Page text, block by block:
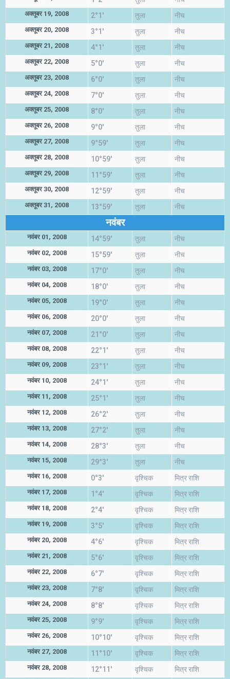
अक्तूबर 19, 2008 2°1' तुला नीच
अक्तूबर 20, 2008 3°1' तुला नीच
अक्तूबर 21, 2008 4°1' तुला नीच
अक्तूबर 22, 2008 5°0' तुला नीच
अक्तूबर 23, 2008 6°0' तुला नीच
अक्तूबर 24, 2008 7°0' तुला नीच
अक्तूबर 25, 2008 8°0' तुला नीच
अक्तूबर 26, 2008 9°0' तुला नीच
अक्तूबर 27, 2008 9°59' तुला नीच
अक्तूबर 28, 2008 10°59' तुला नीच
अक्तूबर 29, 2008 11°59' तुला नीच
अक्तूबर 30, 2008 12°59' तुला नीच
अक्तूबर 31, 2008 13°59' तुला नीच
नवंबर
नवंबर 01, 2008 14°59' तुला नीच
नवंबर 02, 2008 15°59' तुला नीच
नवंबर 03, 2008 17°0' तुला नीच
नवंबर 04, 2008 18°0' तुला नीच
नवंबर 05, 2008 19°0' तुला नीच
नवंबर 06, 2008 20°0' तुला नीच
नवंबर 07, 2008 21°0' तुला नीच
नवंबर 08, 2008 22°1' तुला नीच
नवंबर 09, 2008 23°1' तुला नीच
नवंबर 10, 2008 24°1' तुला नीच
नवंबर 11, 2008 25°1' तुला नीच
नवंबर 12, 2008 26°2' तुला नीच
नवंबर 13, 2008 27°2' तुला नीच
नवंबर 14, 2008 28°3' तुला नीच
नवंबर 15, 2008 29°3' तुला नीच
नवंबर 16, 2008 0°3' वृश्चिक मित्र राशि
नवंबर 17, 2008 1°4' वृश्चिक मित्र राशि
नवंबर 18, 2008 2°4' वृश्चिक मित्र राशि
नवंबर 19, 2008 3°5' वृश्चिक मित्र राशि
नवंबर 20, 2008 4°6' वृश्चिक मित्र राशि
नवंबर 21, 2008 5°6' वृश्चिक मित्र राशि
नवंबर 22, 2008 6°7' वृश्चिक मित्र राशि
नवंबर 23, 2008 7°8' वृश्चिक मित्र राशि
नवंबर 24, 2008 8°8' वृश्चिक मित्र राशि
नवंबर 25, 2008 9°9' वृश्चिक मित्र राशि
नवंबर 26, 2008 10°10' वृश्चिक मित्र राशि
नवंबर 27, 2008 11°10' वृश्चिक मित्र राशि
नवंबर 28, 2008 12°11' वृश्चिक मित्र राशि